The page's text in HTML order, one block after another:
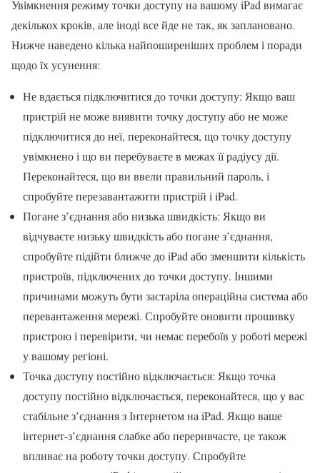
Увімкнення режиму точки доступу на вашому iPad вимагає
декількох кроків, але іноді все йде не так, як заплановано.
Нижче наведено кілька найпоширеніших проблем і поради
щодо їх усунення:
Не вдається підключитися до точки доступу: Якщо ваш
пристрій не може виявити точку доступу або не може
підключитися до неї, переконайтеся, що точку доступу
увімкнено і що ви перебуваєте в межах її радіусу дії.
Переконайтеся, що ви ввели правильний пароль, і
спробуйте перезавантажити пристрій і iPad.
Погане з’єднання або низька швидкість: Якщо ви
відчуваєте низьку швидкість або погане з’єднання,
спробуйте підійти ближче до iPad або зменшити кількість
пристроїв, підключених до точки доступу. Іншими
причинами можуть бути застаріла операційна система або
перевантаження мережі. Спробуйте оновити прошивку
пристрою і перевірити, чи немає перебоїв у роботі мережі
у вашому регіоні.
Точка доступу постійно відключається: Якщо точка
доступу постійно відключається, переконайтеся, що у вас
стабільне з’єднання з Інтернетом на iPad. Якщо ваше
інтернет-з’єднання слабке або переривчасте, це також
впливає на роботу точки доступу. Спробуйте